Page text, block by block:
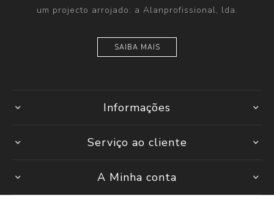
um projecto arrojado: a Alanprofissional, lda.
SAIBA MAIS
Informações
Serviço ao cliente
A Minha conta